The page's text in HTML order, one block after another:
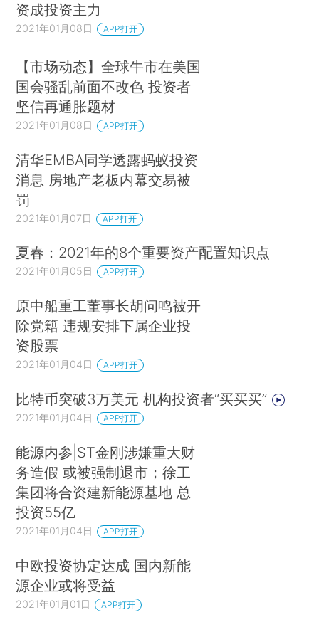
资成投资主力
2021年01月08日 APP打开
【市场动态】全球牛市在美国
国会骚乱前面不改色 投资者
坚信再通胀题材
2021年01月08日 APP打开
清华EMBA同学透露蚂蚁投资
消息 房地产老板内幕交易被
罚
2021年01月07日 APP打开
夏春：2021年的8个重要资产配置知识点
2021年01月05日 APP打开
原中船重工董事长胡问鸣被开
除党籍 违规安排下属企业投
资股票
2021年01月04日 APP打开
比特币突破3万美元 机构投资者“买买买”
2021年01月04日 APP打开
能源内参|ST金刚涉嫌重大财
务造假 或被强制退市；徐工
集团将合资建新能源基地 总
投资55亿
2021年01月04日 APP打开
中欧投资协定达成 国内新能
源企业或将受益
2021年01月01日 APP打开